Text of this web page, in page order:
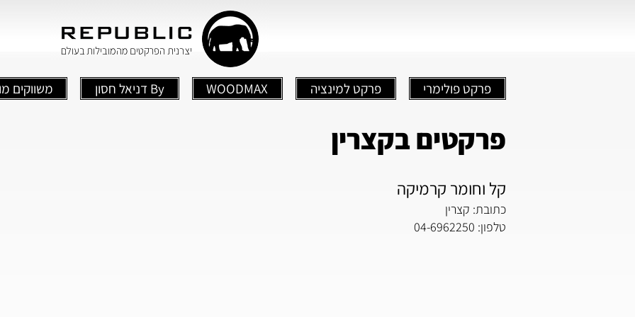
פרקט פולימרי פרקט למינציה WOODMAX By דניאל חסון משווקים
פרקטים בקצרין
קל וחומר קרמיקה
כתובת: קצרין
טלפון: 04-6962250